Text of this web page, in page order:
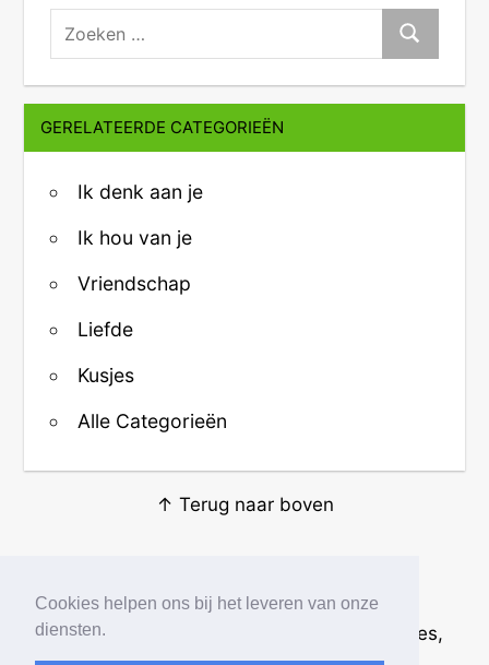
Cookies helpen ons bij het leveren van onze
diensten.
zoeken:
Zoeken
GERELATEERDE CATEGORIEËN
Ik denk aan je
Ik hou van je
Vriendschap
Liefde
Kusjes
Alle Categorieën
↑ Terug naar boven
© 2026
· Plaatjes, animaties,